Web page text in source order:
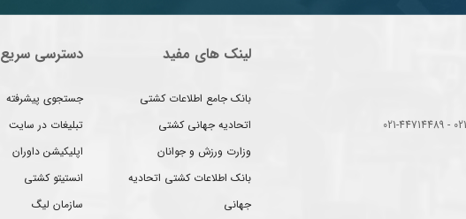
لینک های مفید
بانک جامع اطلاعات کشتی
اتحادیه جهانی کشتی
وزارت ورزش و جوانان
بانک اطلاعات کشتی اتحادیه
جهانی
دسترسی سریع
جستجوی پیشرفته
تبلیغات در سایت
اپلیکیشن داوران
انستیتو کشتی
سازمان لیگ